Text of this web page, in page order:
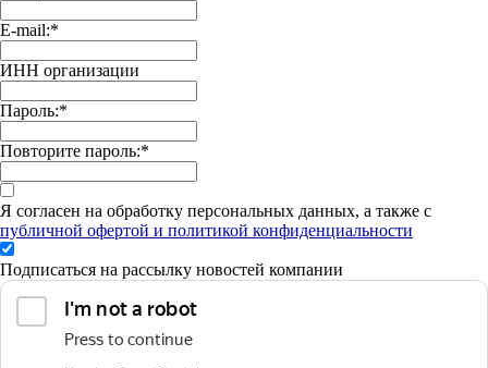
E-mail:*
ИНН организации
Пароль:*
Повторите пароль:*
Я согласен на обработку персональных данных, а также с
публичной офертой и политикой конфиденциальности
Подписаться на рассылку новостей компании